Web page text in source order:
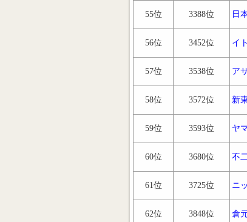
55位 3388位 日
56位 3452位 イ
57位 3538位 ア
58位 3572位 新
59位 3593位 ヤ
60位 3680位 不
61位 3725位 ニ
62位 3848位 倉